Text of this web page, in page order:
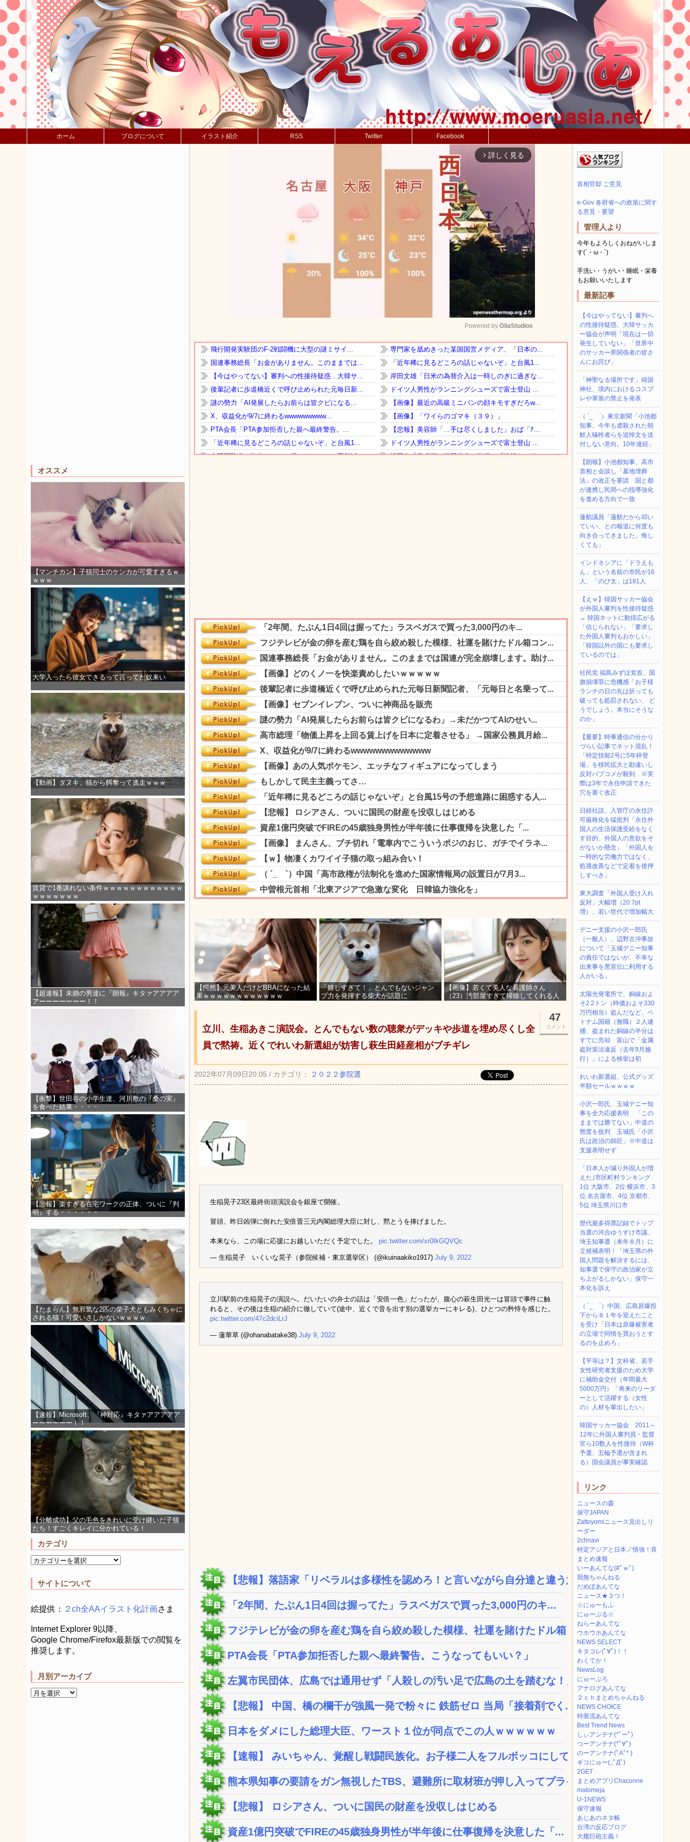
ホーム ブログについて イラスト紹介 RSS Twitter Facebook
オススメ
【マンチカン】子猫同士のケンカが可愛すぎるｗ
ｗｗｗ
大学入ったら彼女できるって言ってた奴来い
【動画】タヌキ、猫から餌奪って逃走ｗｗｗ
賃貸で1番譲れない条件ｗｗｗｗｗｗｗｗｗｗｗｗ
ｗｗｗｗｗｗｗ
【超速報】未婚の男達に『朗報』キタァアアアア
アーーーーーーー！！
【衝撃】世田谷の小学生達、河川敷の『桑の実』
を食べた結果・・・・
【悲報】楽すぎる在宅ワークの正体、ついに『判
明』する・・・・・・
【たまらん】無邪気な2匹の柴子犬ともみくちゃに
される猫！可愛いさしかないｗｗｗｗ
【速報】Microsoft、『神対応』キタァアアアアア
ーーーーーー！！
【分離成功】父の毛色をきれいに受け継いだ子猫
たち！すごくキレイに分かれている！
カテゴリ
サイトについて
絵提供： ２ch全AAイラスト化計画さま
Internet Explorer 9以降、
Google Chrome/Firefox最新版での閲覧を
推奨します。
月別アーカイブ
arrow_forward_ios 詳しく見る
Mute
Powered by GliaStudios
【愕然】元美人だけどBBAになった結
果ｗｗｗｗｗｗｗｗｗｗｗｗ
「嬉しすぎて！」とんでもないジャン
プ力を発揮する柴犬が話題に
【画像】若くて美人な看護師さん
（23）汚部屋すぎて掃除してくれる人
47
コメント
立川、生稲あきこ演説会。とんでもない数の聴衆がデッキや歩道を埋め尽くし全
員で黙祷。近くでれいわ新選組が妨害し萩生田経産相がブチギレ
2022年07月09日20:05 / カテゴリ： ２０２２参院選
生稲晃子23区最終街頭演説会を銀座で開催。
冒頭、昨日凶弾に倒れた安倍晋三元内閣総理大臣に対し、黙とうを捧げました。
本来なら、この場に応援にお越しいただく予定でした。 pic.twitter.com/xr0IkGQVQc
— 生稲晃子 いくいな晃子（参院候補・東京選挙区） (@ikuinaakiko1917) July 9, 2022
立川駅前の生稲晃子の演説へ。だいたいの弁士の話は「安倍一色」だったが、腹心の萩生田光一は冒頭で事件に触
れると、その後は生稲の紹介に徹していて(途中、近くで音を出す別の選挙カーにキレる)、ひとつの矜恃を感じた。
pic.twitter.com/47c2dciLrJ
— 蓮華草 (@ohanabatake38) July 9, 2022
【悲報】落語家「リベラルは多様性を認めろ！と言いながら自分達と違う意見...
「2年間、たぶん1日4回は握ってた」ラスベガスで買った3,000円のキ...
フジテレビが金の卵を産む鶏を自ら絞め殺した模様、社運を賭けたドル箱コン...
PTA会長「PTA参加拒否した親へ最終警告。こうなってもいい？」
左翼市民団体、広島では通用せず「人殺しの汚い足で広島の土を踏むな！」→...
【悲報】 中国、橋の欄干が強風一発で粉々に 鉄筋ゼロ 当局「接着剤でく...
日本をダメにした総理大臣、ワースト１位が同点でこの人ｗｗｗｗｗｗ
【速報】 みいちゃん、覚醒し戦闘民族化。お子様二人をフルボッコにしてし...
熊本県知事の要請をガン無視したTBS、避難所に取材班が押し入ってプライ...
【悲報】 ロシアさん、ついに国民の財産を没収しはじめる
資産1億円突破でFIREの45歳独身男性が半年後に仕事復帰を決意した「...
首相官邸 ご意見
e-Gov 各府省への政策に関す
る意見・要望
管理人より
今年もよろしくおねがいしま
す(´・ω・`)
手洗い・うがい・睡眠・栄養
もお願いいたします
最新記事
【今はやってない】審判へ
の性接待疑惑、大韓サッカ
ー協会が声明「現在は一切
発生していない」「世界中
のサッカー界関係者の皆さ
んにお詫び」
「神聖なる場所です」靖国
神社、境内におけるコスプ
レや軍装の禁止を発表
（ ´_ゝ`）東京新聞「小池都
知事、今年も虐殺された朝
鮮人犠牲者らを追悼文を送
付しない意向。10年連続」
【朗報】小池都知事、高市
首相と会談し「墓地埋葬
法」の改正を要請 国と都
が連携し民間への指導強化
を進める方向で一致
蓮舫議員「蓮舫だから叩い
ていい、との報道に何度も
向き合ってきました。悔し
くても」
インドネシアに「ドラえも
ん」という名前の市民が16
人、「のび太」は181人
【えｗ】韓国サッカー協会
が外国人審判を性接待疑惑
→ 韓国ネットに動揺広がる
「信じられない」「要求し
た外国人審判もおかしい」
「韓国以外の国にも要求し
ているのでは」
社民党 福島みずほ党首、国
旗損壊罪に危機感「お子様
ランチの日の丸は折っても
破っても処罰されない、 ど
うでしょう。本当にそうな
のか」
【重要】時事通信の分かり
づらい記事でネット混乱！
「特定技能2号に5年枠登
場」を移民拡大と勘違いし
反対パブコメが殺到 ※実
際は3年で永住申請できた
穴を塞ぐ改正
日経社説、入管庁の永住許
可厳格化を猛批判「永住外
国人の生活保護受給をなく
す目的、外国人の意欲をそ
がないか懸念」「外国人を
一時的な労働力ではなく、
処遇改善などで定着を後押
しすべき」
東大調査「外国人受け入れ
反対」大幅増（20.7pt
増）、若い世代で増加幅大
デニー支援の小沢一郎氏
（一般人）、辺野古沖事故
について「玉城デニー知事
の責任ではないが、不幸な
出来事を悪宣伝に利用する
人がいる」
太陽光発電所で、銅線およ
そ2.2トン（時価およそ330
万円相当）盗んだなど、ベ
トナム国籍（無職）２人逮
捕、盗まれた銅線の半分は
すでに売却 富山で「金属
盗対策法違反（去年9月施
行）」による検挙は初
れいわ新選組、公式グッズ
半額セールｗｗｗｗ
小沢一郎氏、玉城デニー知
事を全力応援表明 「この
ままでは勝てない」中道の
態度を批判 玉城氏「小沢
氏は政治の師匠」※中道は
支援表明せず
「日本人が減り外国人が増
えた｣市区町村ランキング
1位 大阪市、2位 横浜市、3
位 名古屋市、4位 京都市、
5位 埼玉県川口市
歴代最多得票記録でトップ
当選の河合ゆうすけ市議、
埼玉知事選（来年８月）に
立候補表明！「埼玉県の外
国人問題を解決するには、
知事選で保守の政治家が立
ち上がるしかない」保守一
本化を訴え
（ ´_ゝ`）中国、広島原爆投
下から８１年を迎えたこと
を受け「日本は原爆被害者
の立場で同情を買おうとす
るのを止めろ」
【平等は？】文科省、若手
女性研究者支援のため大学
に補助金交付（年間最大
5000万円）「将来のリーダ
ーとして活躍する（女性
の）人材を輩出したい」
韓国サッカー協会 2011～
12年に外国人審判員・監督
官ら10数人を性接待（W杯
予選、五輪予選が含まれ
る）国会議員が事実確認
リンク
ニュースの森
保守JAPAN
Zattoyomiニュース見出しリ
ーダー
2chnavi
特定アジアと日本／情強！良
まとめ速報
いーあんてな(#ﾟｗﾟ)
我無ちゃんねる
だめぽあんてな
ニュース★３つ！
☆にゅーもふ
にゅーぷる☆
ねらーあんてな
ウホウホあんてな
NEWS SELECT
キタコレ(ﾟ∀ﾟ)！！
わくてか！
NewsLog
にゅーぷろ
アナログあんてな
２ｃｈまとめちゃんねる
NEWS CHOICE
特亜流あんてな
Best Trend News
しぃアンテナ(*ﾟーﾟ)
つーアンテナ(*ﾟ∀ﾟ)
のーアンテナ(ﾟAﾟ* )
ギコにゅー(,,ﾟДﾟ)
2GET
まとめアプリChaconne
matomeja
U-1NEWS
保守速報
あじあのネタ帳
台湾の反応ブログ
大艦巨砲主義！